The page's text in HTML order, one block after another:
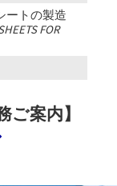
ートの製造
FOR
案内】